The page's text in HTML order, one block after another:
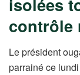
isolées
contrôle
Le président
parrainé ce